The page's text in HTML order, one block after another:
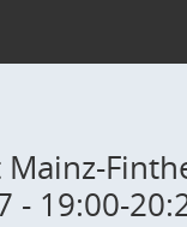
- 19:00-